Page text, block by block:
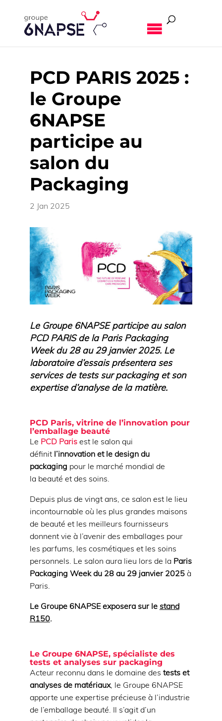
PCD PARIS 2025 :
le Groupe
6NAPSE
participe au
salon du
Packaging
2 Jan 2025
Le Groupe 6NAPSE participe au salon
PCD PARIS de la Paris Packaging
Week du 28 au 29 janvier 2025. Le
laboratoire d’essais présentera ses
services de tests sur packaging et son
expertise d’analyse de la matière.
PCD Paris, vitrine de l’innovation pour
l’emballage beauté
Le PCD Parisest le salon qui
définit l’innovation et le design du
packaging pour le marché mondial de
la beauté et des soins.
Depuis plus de vingt ans, ce salon est le lieu
incontournable où les plus grandes maisons
de beauté et les meilleurs fournisseurs
donnent vie à l’avenir des emballages pour
les parfums, les cosmétiques et les soins
personnels. Le salon aura lieu lors de laParis
Packaging Week du 28 au 29 janvier 2025 à
Paris.
Le Groupe 6NAPSE exposera sur le stand
R150.
Le Groupe 6NAPSE, spécialiste des
tests et analyses sur packaging
Acteur reconnu dans le domaine des tests et
analyses de matériaux, le Groupe 6NAPSE
apporte une expertise précieuse à l’industrie
de l’emballage beauté. Il s’agit d’un